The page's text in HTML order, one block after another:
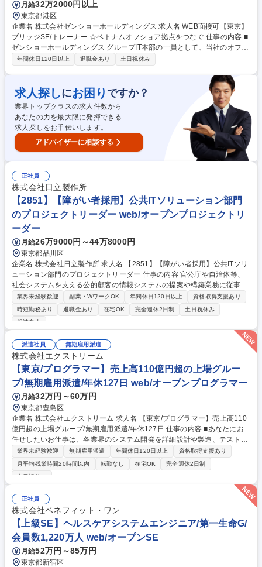
月給32万2000円以上
東京都港区
企業名 株式会社ゼンショーホールディングス 求人名 WEB面接可【東京】
ブリッジSE/トレーナー ☆ベトナムオフショア拠点をつなぐ 仕事の内容 ■
ゼンショーホールディングス グループIT本部の一員として、当社のオフシ
ョア拠点であるゼンショーハノイシステムセンター（Zensho HSC）との
Cでは60名→100名に組織拡大予定となり、より本社と密な連携・システ
ム開発の受け入れ拡大をするため、本ポジションを募集します。具体的に
は、店舗でのシステムやスマートフォンアプリ、本部系のシステムリプレ
イス等、多様な案件で業務要件定義からシステム要件定義を実施、Zensh
o HSCに製造工程を委託し、プロジェクト管理を行うと同時にZensho HS
Cのメンバーが要件定義から自走できるよう指導いただきます。 募集職種
WEB面接可【東京】ブリッジSE/トレーナー ☆ベトナムオフショア拠点を
つなぐ
年間休日120日以上 退職金あり 土日祝休み
求人探しにお困り ですか？
業界トップクラスの求人件数から
あなたの力を最大限に発揮できる
求人探しをお手伝いします。
アドバイザーに相談する
正社員
株式会社日立製作所
【2851】【障がい者採用】公共ITソリューション部門
のプロジェクトリーダー web/オープンプロジェクトリ
ーダー
月給26万9000円～44万8000円
東京都品川区
企業名 株式会社日立製作所 求人名 【2851】【障がい者採用】公共ITソリ
ューション部門のプロジェクトリーダー 仕事の内容 官公庁や自治体等、
社会システムを支える公的顧客の情報システムの提案や構築業務に従事し
ていただきます。システムの設計・開発や提案において、以下のような業
務に従事いただきます。 【設計・開発】■システム開発、インフラ構築に
おける大規模プロジェクトに参画■顧客ニーズや課題解決を実現するプロ
する複数のチームを取り纏め、顧客との交渉を含めた調整等 【提案】■顧
客ニーズ、課題の把握のための取り組み■市場の動向、社内外の技術やソ
リューションを調査し、提案スキームの検討と調整等 募集職種 【2851】
【障がい者採用】公共ITソリューション部門のプロジェクトリーダー
業界未経験歓迎 副業・WワークOK 年間休日120日以上
資格取得支援あり
時短勤務あり
退職金あり 在宅OK 完全週休2日制
土日祝休み
服装自由
派遣社員 無期雇用派遣
株式会社エクストリーム
【東京/プログラマー】売上高110億円超の上場グルー
プ/無期雇用派遣/年休127日 web/オープンプログラマー
月給32万円～60万円
東京都豊島区
企業名 株式会社エクストリーム 求人名 【東京/プログラマー】売上高110
億円超の上場グループ/無期雇用派遣/年休127日 仕事の内容 ■あなたにお
任せしたいお仕事は、各業界のシステム開発を詳細設計や製造、テスト工
程などプログラマー業務のお仕事になります。 【具体的には】■各業界の
業務システム開発※詳細設計から製造、テスト(単体、結合、総合)まで想
定■パッケージ開発■運用保守業務 【取引先例】IT系ではCTC、SCSK、S
牽引するトップ企業含め様々な企業と安定的な取引を行っております。 募
集職種 【東京/プログラマー】売上高110億円超の上場グループ/無期雇用
派遣/年休127日
業界未経験歓迎 無期雇用派遣 年間休日120日以上
資格取得支援あり
月平均残業時間20時間以内
転勤なし 在宅OK
完全週休2日制
土日祝休み
正社員
株式会社ベネフィット・ワン
【上級SE】ヘルスケアシステムエンジニア/第一生命G/
会員数1,220万人 web/オープンSE
月給52万円～85万円
東京都新宿区